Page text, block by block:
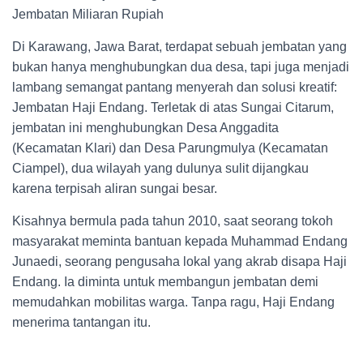
Jembatan Miliaran Rupiah
Di Karawang, Jawa Barat, terdapat sebuah jembatan yang
bukan hanya menghubungkan dua desa, tapi juga menjadi
lambang semangat pantang menyerah dan solusi kreatif:
Jembatan Haji Endang. Terletak di atas Sungai Citarum,
jembatan ini menghubungkan Desa Anggadita
(Kecamatan Klari) dan Desa Parungmulya (Kecamatan
Ciampel), dua wilayah yang dulunya sulit dijangkau
karena terpisah aliran sungai besar.
Kisahnya bermula pada tahun 2010, saat seorang tokoh
masyarakat meminta bantuan kepada Muhammad Endang
Junaedi, seorang pengusaha lokal yang akrab disapa Haji
Endang. Ia diminta untuk membangun jembatan demi
memudahkan mobilitas warga. Tanpa ragu, Haji Endang
menerima tantangan itu.